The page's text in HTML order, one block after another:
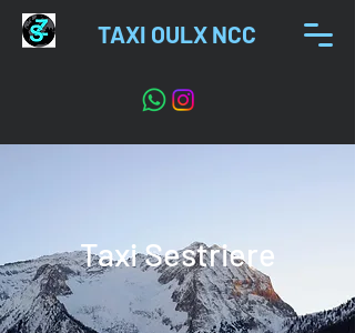
TAXI OULX NCC
Taxi Sestriere